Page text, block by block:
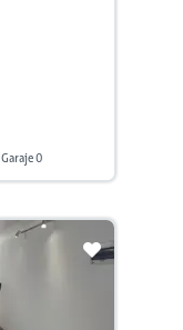
Garaje 0